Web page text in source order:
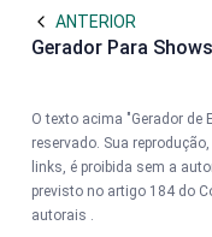
ANTERIOR
Gerador Para Shows
O texto acima "Gerador de
reservado. Sua
links, é proibida sem a
previsto no artigo 184 do
autorais .